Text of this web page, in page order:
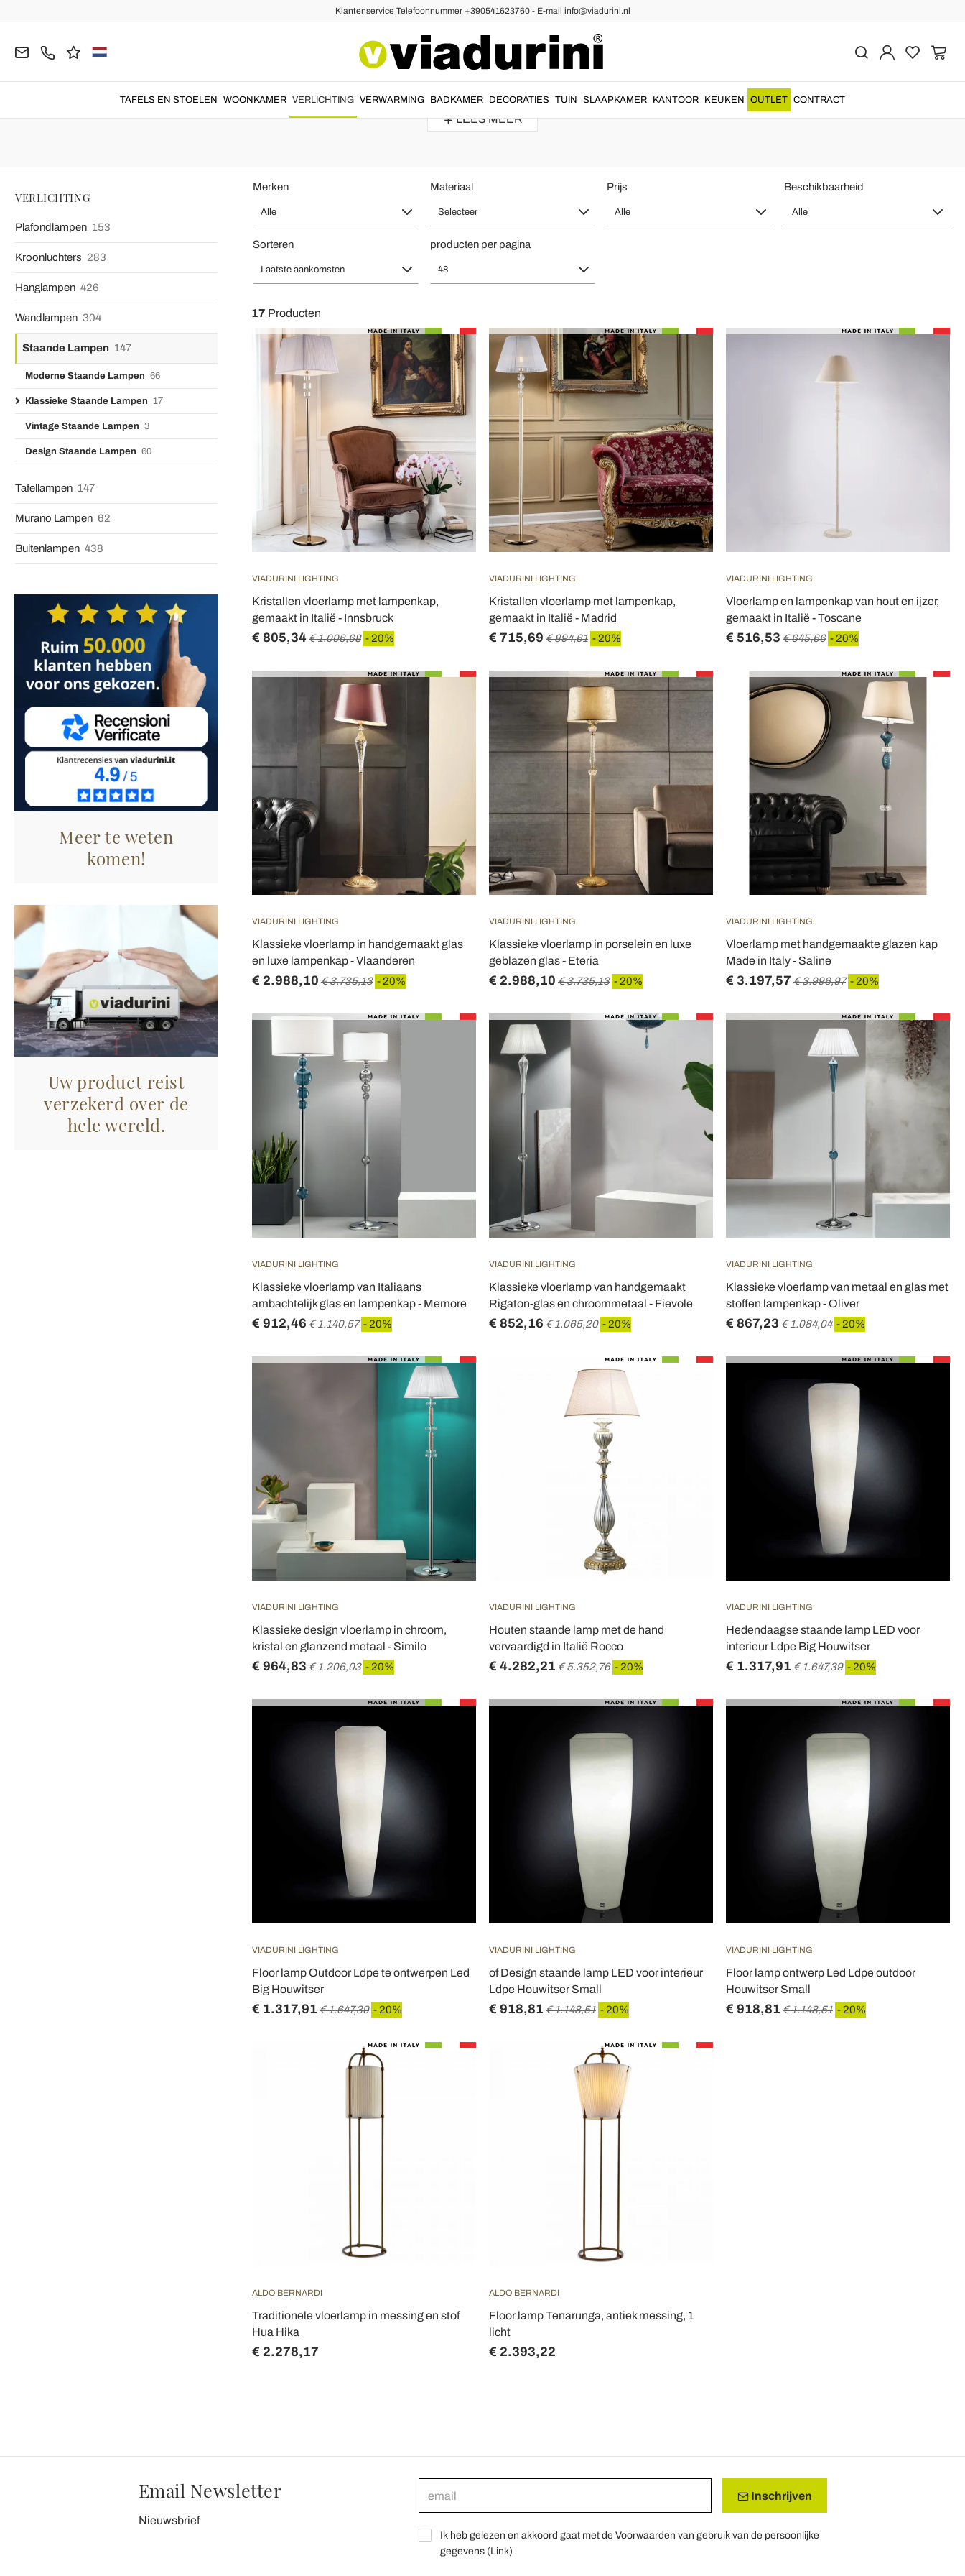
Klantenservice Telefoonnummer +390541623760 - E-mail info@viadurini.nl
TAFELS EN STOELEN WOONKAMER VERLICHTING VERWARMING BADKAMER DECORATIES TUIN SLAAPKAMER KANTOOR KEUKEN OUTLET CONTRACT
Klassieke Staande Lamp en Art Deco Staande Lamp voor Tijdloze Elegantie
die elke ruimte van het huis op een verfijnde manier...
LEES MEER
VERLICHTING
Plafondlampen 153
Kroonluchters 283
Hanglampen 426
Wandlampen 304
Staande Lampen 147
Moderne Staande Lampen 66
Klassieke Staande Lampen 17
Vintage Staande Lampen 3
Design Staande Lampen 60
Tafellampen 147
Murano Lampen 62
Buitenlampen 438
Meer te weten
komen!
Uw product reist
verzekerd over de
hele wereld.
Merken
Alle
Materiaal
Selecteer
Prijs
Alle
Beschikbaarheid
Alle
Sorteren
Laatste aankomsten
producten per pagina
48
17 Producten
VIADURINI LIGHTING
Kristallen vloerlamp met lampenkap,
gemaakt in Italië - Innsbruck
€ 805,34€ 1.006,68 - 20%
VIADURINI LIGHTING
Kristallen vloerlamp met lampenkap,
gemaakt in Italië - Madrid
€ 715,69 € 894,61 - 20%
VIADURINI LIGHTING
Vloerlamp en lampenkap van hout en ijzer,
gemaakt in Italië - Toscane
€ 516,53 € 645,66 - 20%
VIADURINI LIGHTING
Klassieke vloerlamp in handgemaakt glas
en luxe lampenkap - Vlaanderen
€ 2.988,10 € 3.735,13 - 20%
VIADURINI LIGHTING
Klassieke vloerlamp in porselein en luxe
geblazen glas - Eteria
€ 2.988,10 € 3.735,13 - 20%
VIADURINI LIGHTING
Vloerlamp met handgemaakte glazen kap
Made in Italy - Saline
€ 3.197,57 € 3.996,97 - 20%
VIADURINI LIGHTING
Klassieke vloerlamp van Italiaans
ambachtelijk glas en lampenkap - Memore
€ 912,46 € 1.140,57 - 20%
VIADURINI LIGHTING
Klassieke vloerlamp van handgemaakt
Rigaton-glas en chroommetaal - Fievole
€ 852,16 € 1.065,20 - 20%
VIADURINI LIGHTING
Klassieke vloerlamp van metaal en glas met
stoffen lampenkap - Oliver
€ 867,23 € 1.084,04 - 20%
VIADURINI LIGHTING
Klassieke design vloerlamp in chroom,
kristal en glanzend metaal - Similo
€ 964,83 € 1.206,03 - 20%
VIADURINI LIGHTING
Houten staande lamp met de hand
vervaardigd in Italië Rocco
€ 4.282,21 € 5.352,76 - 20%
VIADURINI LIGHTING
Hedendaagse staande lamp LED voor
interieur Ldpe Big Houwitser
€ 1.317,91 € 1.647,39 - 20%
VIADURINI LIGHTING
Floor lamp Outdoor Ldpe te ontwerpen Led
Big Houwitser
€ 1.317,91 € 1.647,39 - 20%
VIADURINI LIGHTING
of Design staande lamp LED voor interieur
Ldpe Houwitser Small
€ 918,81 € 1.148,51 - 20%
VIADURINI LIGHTING
Floor lamp ontwerp Led Ldpe outdoor
Houwitser Small
€ 918,81 € 1.148,51 - 20%
ALDO BERNARDI
Traditionele vloerlamp in messing en stof
Hua Hika
€ 2.278,17
ALDO BERNARDI
Floor lamp Tenarunga, antiek messing, 1
licht
€ 2.393,22
Email Newsletter
Nieuwsbrief
Inschrijven
Ik heb gelezen en akkoord gaat met de Voorwaarden van gebruik van de persoonlijke
gegevens (Link)